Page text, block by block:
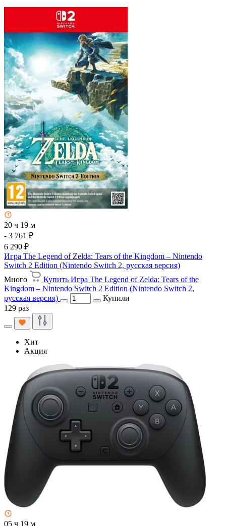
20 ч 19 м
- 3 761 ₽
6 290 ₽
Игра The Legend of Zelda: Tears of the Kingdom – Nintendo
Switch 2 Edition (Nintendo Switch 2, русская версия)
Много
Купить Игра The Legend of Zelda: Tears of the
Kingdom – Nintendo Switch 2 Edition (Nintendo Switch 2,
русская версия)
Купили
129 раз
Хит
Акция
05 ч 19 м